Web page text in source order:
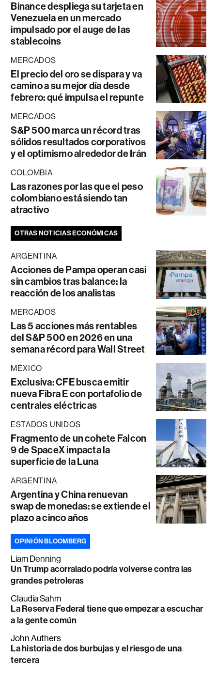
Binance despliega su tarjeta en
Venezuela en un mercado
impulsado por el auge de las
stablecoins
MERCADOS
El precio del oro se dispara y va
camino a su mejor día desde
febrero: qué impulsa el repunte
MERCADOS
S&P 500 marca un récord tras
sólidos resultados corporativos
y el optimismo alrededor de Irán
COLOMBIA
Las razones por las que el peso
colombiano está siendo tan
atractivo
OTRAS NOTICIAS ECONÓMICAS
ARGENTINA
Acciones de Pampa operan casi
sin cambios tras balance: la
reacción de los analistas
MERCADOS
Las 5 acciones más rentables
del S&P 500 en 2026 en una
semana récord para Wall Street
MÉXICO
Exclusiva: CFE busca emitir
nueva Fibra E con portafolio de
centrales eléctricas
ESTADOS UNIDOS
Fragmento de un cohete Falcon
9 de SpaceX impacta la
superficie de la Luna
ARGENTINA
Argentina y China renuevan
swap de monedas: se extiende el
plazo a cinco años
OPINIÓN BLOOMBERG
Liam Denning
Un Trump acorralado podría volverse contra las
grandes petroleras
Claudia Sahm
La Reserva Federal tiene que empezar a escuchar
a la gente común
John Authers
La historia de dos burbujas y el riesgo de una
tercera